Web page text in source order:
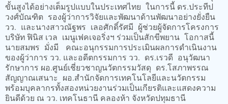
ขั้นสูงได้อย่างเต็มรูปแบบในประเทศไทย ในการนี้ ดร.ประทีป
วงศ์บัณฑิต รองผู้ว่าการวิจัยและพัฒนาด้านพัฒนาอย่างยั่งยืน
วว. และนางสาวณัฐพร เลอศักดิ์รัศมี ผู้ช่วยผู้จัดการโครงการ
บริษัท ฟินิส เวล เมนูเฟคเจอริ่งฯ ร่วมเป็นสักขีพยาน โอกาสนี้
นายสมพร มั่งมี คณะอนุกรรมการประเมินผลการดำเนินงาน
ของผู้ว่าการ วว. และอดีตกรรมการ วว. ดร.เรวดี อนุวัฒนา
รักษาการ ผอ.ศูนย์เชี่ยวชาญนวัตกรรมวัสดุ ดร.โสภาพรรณ
สัญญาณเสนาะ ผอ.สำนักจัดการเทคโนโลยีและนวัตกรรม
พร้อมบุคลากรทั้งสองหน่วยงานร่วมเป็นเกียรติและแสดงความ
ยินดีด้วย ณ วว. เทคโนธานี คลองห้า จังหวัดปทุมธานี